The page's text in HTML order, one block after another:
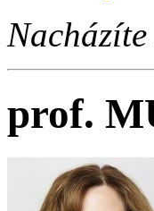
Nacházíte
prof.